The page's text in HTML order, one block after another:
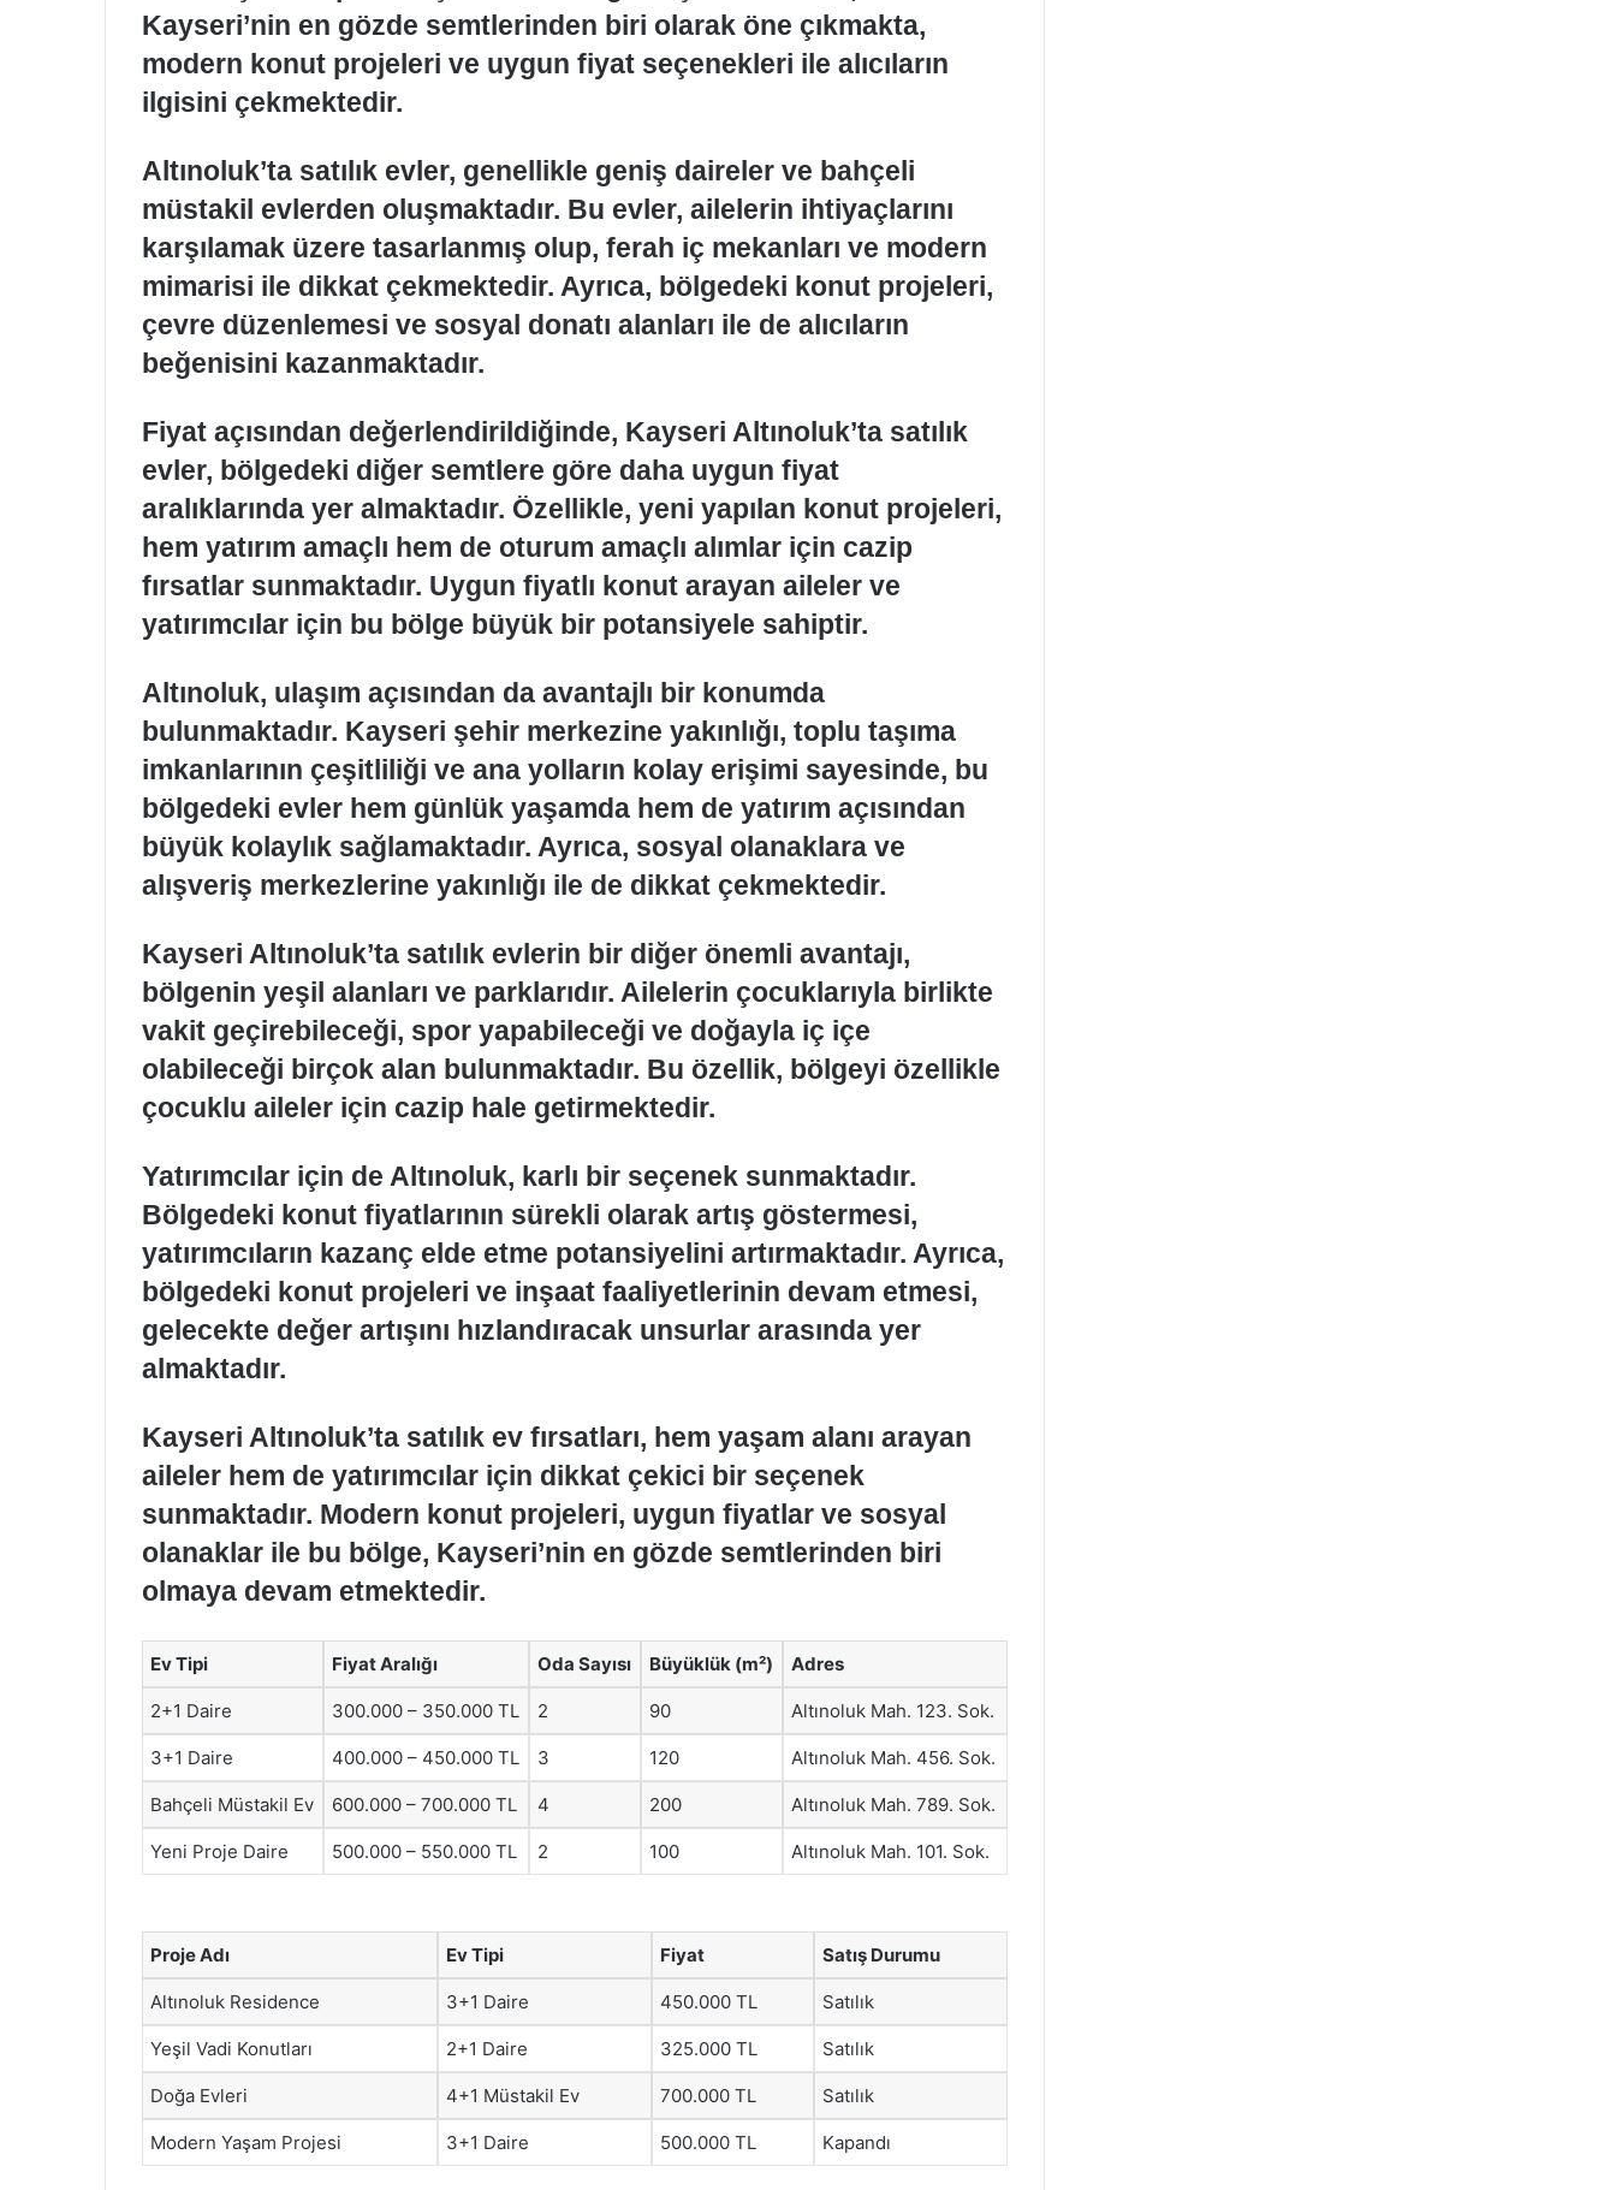
Kayseri’nin en gözde semtlerinden biri olarak öne çıkmakta,
modern konut projeleri ve uygun fiyat seçenekleri ile alıcıların
ilgisini çekmektedir.
Altınoluk’ta satılık evler, genellikle geniş daireler ve bahçeli
müstakil evlerden oluşmaktadır. Bu evler, ailelerin ihtiyaçlarını
karşılamak üzere tasarlanmış olup, ferah iç mekanları ve modern
mimarisi ile dikkat çekmektedir. Ayrıca, bölgedeki konut projeleri,
çevre düzenlemesi ve sosyal donatı alanları ile de alıcıların
beğenisini kazanmaktadır.
Fiyat açısından değerlendirildiğinde, Kayseri Altınoluk’ta satılık
evler, bölgedeki diğer semtlere göre daha uygun fiyat
aralıklarında yer almaktadır. Özellikle, yeni yapılan konut projeleri,
hem yatırım amaçlı hem de oturum amaçlı alımlar için cazip
fırsatlar sunmaktadır. Uygun fiyatlı konut arayan aileler ve
yatırımcılar için bu bölge büyük bir potansiyele sahiptir.
Altınoluk, ulaşım açısından da avantajlı bir konumda
bulunmaktadır. Kayseri şehir merkezine yakınlığı, toplu taşıma
imkanlarının çeşitliliği ve ana yolların kolay erişimi sayesinde, bu
bölgedeki evler hem günlük yaşamda hem de yatırım açısından
büyük kolaylık sağlamaktadır. Ayrıca, sosyal olanaklara ve
alışveriş merkezlerine yakınlığı ile de dikkat çekmektedir.
Kayseri Altınoluk’ta satılık evlerin bir diğer önemli avantajı,
bölgenin yeşil alanları ve parklarıdır. Ailelerin çocuklarıyla birlikte
vakit geçirebileceği, spor yapabileceği ve doğayla iç içe
olabileceği birçok alan bulunmaktadır. Bu özellik, bölgeyi özellikle
çocuklu aileler için cazip hale getirmektedir.
Yatırımcılar için de Altınoluk, karlı bir seçenek sunmaktadır.
Bölgedeki konut fiyatlarının sürekli olarak artış göstermesi,
yatırımcıların kazanç elde etme potansiyelini artırmaktadır. Ayrıca,
bölgedeki konut projeleri ve inşaat faaliyetlerinin devam etmesi,
gelecekte değer artışını hızlandıracak unsurlar arasında yer
almaktadır.
Kayseri Altınoluk’ta satılık ev fırsatları, hem yaşam alanı arayan
aileler hem de yatırımcılar için dikkat çekici bir seçenek
sunmaktadır. Modern konut projeleri, uygun fiyatlar ve sosyal
olanaklar ile bu bölge, Kayseri’nin en gözde semtlerinden biri
olmaya devam etmektedir.
Ev Tipi Fiyat Aralığı Oda Sayısı Büyüklük (m²) Adres
2+1 Daire 300.000 – 350.000 TL 2 90 Altınoluk Mah. 123. Sok.
3+1 Daire 400.000 – 450.000 TL 3 120 Altınoluk Mah. 456. Sok.
Bahçeli Müstakil Ev 600.000 – 700.000 TL 4 200 Altınoluk Mah. 789. Sok.
Yeni Proje Daire 500.000 – 550.000 TL 2 100 Altınoluk Mah. 101. Sok.
Proje Adı Ev Tipi Fiyat Satış Durumu
Altınoluk Residence 3+1 Daire 450.000 TL Satılık
Yeşil Vadi Konutları 2+1 Daire 325.000 TL Satılık
Doğa Evleri 4+1 Müstakil Ev 700.000 TL Satılık
Modern Yaşam Projesi 3+1 Daire 500.000 TL Kapandı